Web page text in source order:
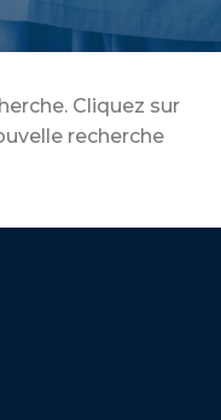
Cliquez sur
recherche